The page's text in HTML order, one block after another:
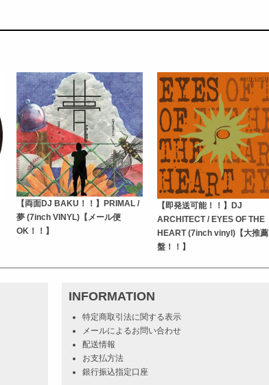
【両面DJ BAKU！！】PRIMAL /
夢 (7inch VINYL)【メール便
OK！！】
【即発送可能！！】DJ
ARCHITECT / EYES OF THE
HEART (7inch vinyl)【大推薦
盤！！】
INFORMATION
特定商取引法に関する表示
メールによるお問い合わせ
配送情報
お支払方法
銀行振込指定口座